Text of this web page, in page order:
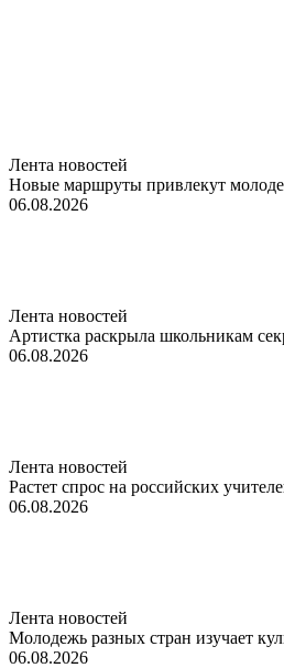
Лента новостей
Новые маршруты привлекут
06.08.2026
Лента новостей
Артистка раскрыла школьникам
06.08.2026
Лента новостей
Растет спрос на российских
06.08.2026
Лента новостей
Молодежь разных стран изучает
06.08.2026